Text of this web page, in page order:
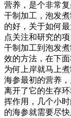
营养，是个非常
干制加工，泡发
的好，关于如何
点关注和研究的
干制加工到泡发
效的方法，在下
为何上岸就马上
海参最初的营养
离开了它的生存
挥作用，几个小
的海参就需要尽